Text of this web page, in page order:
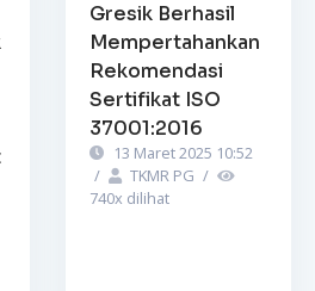
Gresik Berhasil
Mempertahankan
Rekomendasi
Sertifikat ISO
37001:2016
13 Maret 2025 10:52
/
TKMR PG /
740x dilihat